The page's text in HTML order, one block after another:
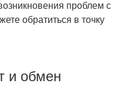
проблем с
обратиться в точку
и обмен